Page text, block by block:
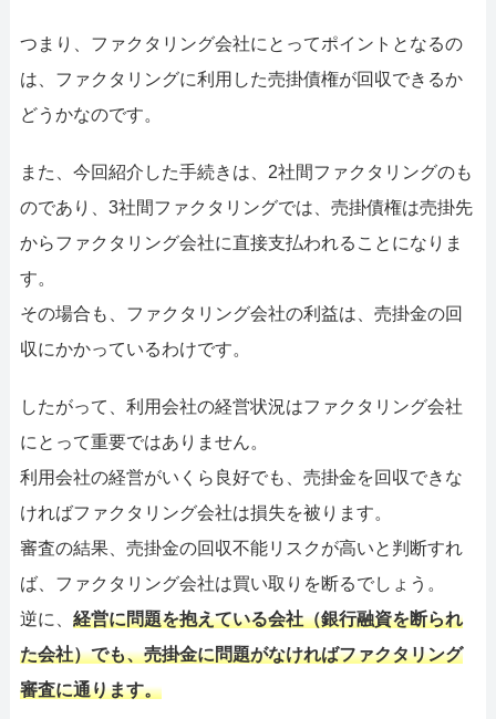
つまり、ファクタリング会社にとってポイントとなるの
は、ファクタリングに利用した売掛債権が回収できるか
どうかなのです。
また、今回紹介した手続きは、2社間ファクタリングのも
のであり、3社間ファクタリングでは、売掛債権は売掛先
からファクタリング会社に直接支払われることになりま
す。
その場合も、ファクタリング会社の利益は、売掛金の回
収にかかっているわけです。
したがって、利用会社の経営状況はファクタリング会社
にとって重要ではありません。
利用会社の経営がいくら良好でも、売掛金を回収できな
ければファクタリング会社は損失を被ります。
審査の結果、売掛金の回収不能リスクが高いと判断すれ
ば、ファクタリング会社は買い取りを断るでしょう。
逆に、 経営に問題を抱えている会社（銀行融資を断られ
た会社）でも、売掛金に問題がなければファクタリング
審査に通ります。